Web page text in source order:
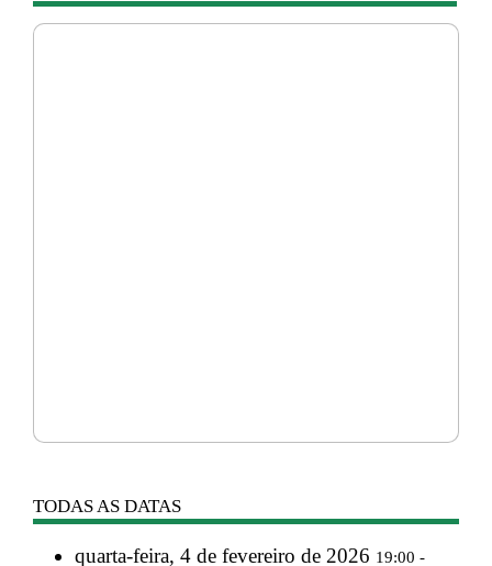
TODAS AS DATAS
quarta-feira, 4 de fevereiro de 2026 19:00 -